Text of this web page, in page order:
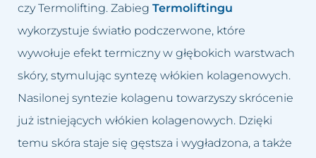
czy Termolifting. Zabieg Termoliftingu
wykorzystuje światło podczerwone, które
wywołuje efekt termiczny w głębokich warstwach
skóry, stymulując syntezę włókien kolagenowych.
Nasilonej syntezie kolagenu towarzyszy skrócenie
już istniejących włókien kolagenowych. Dzięki
temu skóra staje się gęstsza i wygładzona, a także